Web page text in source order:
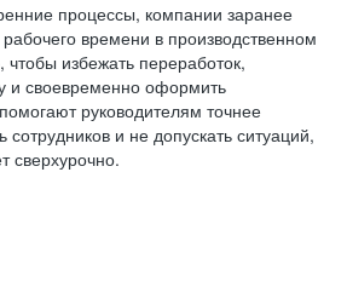
процессы, компании заранее
времени в производственном
избежать переработок,
и своевременно оформить
руководителям точнее
сотрудников и не допускать ситуаций,
сверхурочно.